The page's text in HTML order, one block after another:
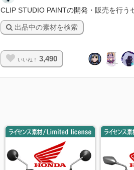
CLIP STUDIO PAINTの開発・販売を行
出品中の素材を検索
いいね！ 3,490